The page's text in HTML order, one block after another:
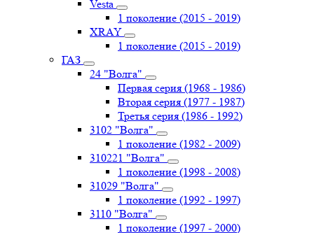
Vesta
1 поколение (2015 - 2019)
XRAY
1 поколение (2015 - 2019)
ГАЗ
24 "Волга"
Первая серия (1968 - 1986)
Вторая серия (1977 - 1987)
Третья серия (1986 - 1992)
3102 "Волга"
1 поколение (1982 - 2009)
310221 "Волга"
1 поколение (1998 - 2008)
31029 "Волга"
1 поколение (1992 - 1997)
3110 "Волга"
1 поколение (1997 - 2000)